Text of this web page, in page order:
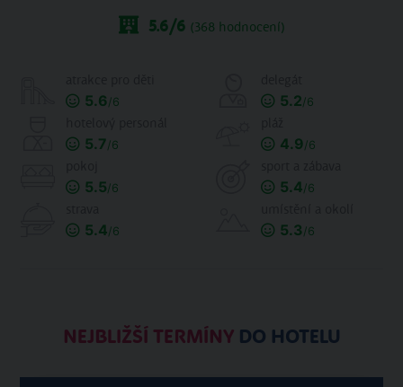
5.6/6 (368 hodnocení)
5.6/6 5.2/6
5.7/6 4.9/6
5.5/6 5.4/6
5.4/6 5.3/6
NEJBLIŽŠÍ TERMÍNYDO HOTELU